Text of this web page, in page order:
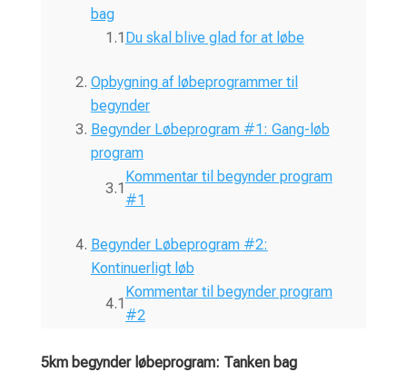
bag
Du skal blive glad for at løbe
Opbygning af løbeprogrammer til
begynder
Begynder Løbeprogram #1: Gang-løb
program
Kommentar til begynder program
#1
Begynder Løbeprogram #2:
Kontinuerligt løb
Kommentar til begynder program
#2
Begynder Løbeprogram #3: Med
5km begynder løbeprogram: Tanken bag